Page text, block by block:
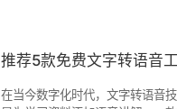
推荐5款免费文字转语音
在当今数字化时代，文字转语音